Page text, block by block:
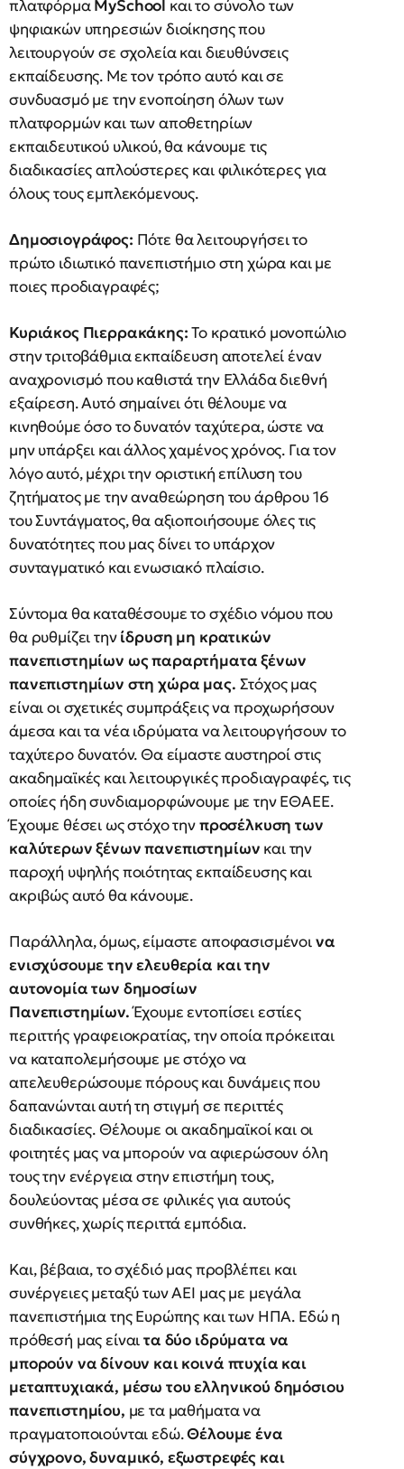
πλατφόρμα MySchool και το σύνολο των
ψηφιακών υπηρεσιών διοίκησης που
λειτουργούν σε σχολεία και διευθύνσεις
εκπαίδευσης. Με τον τρόπο αυτό και σε
συνδυασμό με την ενοποίηση όλων των
πλατφορμών και των αποθετηρίων
εκπαιδευτικού υλικού, θα κάνουμε τις
διαδικασίες απλούστερες και φιλικότερες για
όλους τους εμπλεκόμενους.
Δημοσιογράφος: Πότε θα λειτουργήσει το
πρώτο ιδιωτικό πανεπιστήμιο στη χώρα και με
ποιες προδιαγραφές;
Κυριάκος Πιερρακάκης:Το κρατικό μονοπώλιο
στην τριτοβάθμια εκπαίδευση αποτελεί έναν
αναχρονισμό που καθιστά την Ελλάδα διεθνή
εξαίρεση. Αυτό σημαίνει ότι θέλουμε να
κινηθούμε όσο το δυνατόν ταχύτερα, ώστε να
μην υπάρξει και άλλος χαμένος χρόνος. Για τον
λόγο αυτό, μέχρι την οριστική επίλυση του
ζητήματος με την αναθεώρηση του άρθρου 16
του Συντάγματος, θα αξιοποιήσουμε όλες τις
δυνατότητες που μας δίνει το υπάρχον
συνταγματικό και ενωσιακό πλαίσιο.
Σύντομα θα καταθέσουμε το σχέδιο νόμου που
θα ρυθμίζει τηνίδρυση μη κρατικών
πανεπιστημίων ως παραρτήματα ξένων
πανεπιστημίων στη χώρα μας. Στόχος μας
είναι οι σχετικές συμπράξεις να προχωρήσουν
άμεσα και τα νέα ιδρύματα να λειτουργήσουν το
ταχύτερο δυνατόν. Θα είμαστε αυστηροί στις
ακαδημαϊκές και λειτουργικές προδιαγραφές, τις
οποίες ήδη συνδιαμορφώνουμε με την ΕΘΑΕΕ.
Έχουμε θέσει ως στόχο τηνπροσέλκυση των
καλύτερων ξένων πανεπιστημίων και την
παροχή υψηλής ποιότητας εκπαίδευσης και
ακριβώς αυτό θα κάνουμε.
Παράλληλα, όμως, είμαστε αποφασισμένοινα
ενισχύσουμε την ελευθερία και την
αυτονομία των δημοσίων
Πανεπιστημίων.Έχουμε εντοπίσει εστίες
περιττής γραφειοκρατίας, την οποία πρόκειται
να καταπολεμήσουμε με στόχο να
απελευθερώσουμε πόρους και δυνάμεις που
δαπανώνται αυτή τη στιγμή σε περιττές
διαδικασίες. Θέλουμε οι ακαδημαϊκοί και οι
φοιτητές μας να μπορούν να αφιερώσουν όλη
τους την ενέργεια στην επιστήμη τους,
δουλεύοντας μέσα σε φιλικές για αυτούς
συνθήκες, χωρίς περιττά εμπόδια.
Και, βέβαια, το σχέδιό μας προβλέπει και
συνέργειες μεταξύ των ΑΕΙ μας με μεγάλα
πανεπιστήμια της Ευρώπης και των ΗΠΑ. Εδώ η
πρόθεσή μας είναιτα δύο ιδρύματα να
μπορούν να δίνουν και κοινά πτυχία και
μεταπτυχιακά, μέσω του ελληνικού δημόσιου
πανεπιστημίου, με τα μαθήματα να
πραγματοποιούνται εδώ.Θέλουμε ένα
σύγχρονο, δυναμικό, εξωστρεφές και